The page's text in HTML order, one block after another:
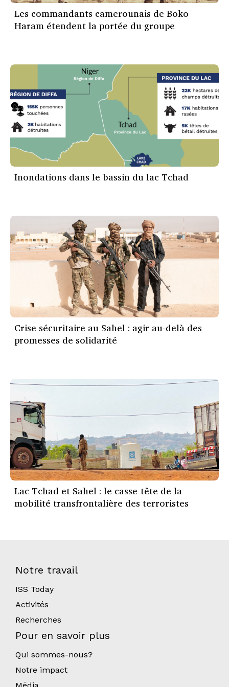
Les commandants camerounais de Boko
Haram étendent la portée du groupe
Inondations dans le bassin du lac Tchad
Crise sécuritaire au Sahel : agir au-delà des
promesses de solidarité
Lac Tchad et Sahel : le casse-tête de la
mobilité transfrontalière des terroristes
Notre travail
ISS Today
Activités
Recherches
Pour en savoir plus
Qui sommes-nous?
Notre impact
Média